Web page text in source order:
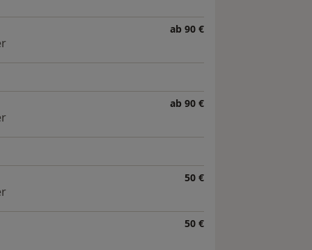
ab 90 €
ab 90 €
50 €
50 €